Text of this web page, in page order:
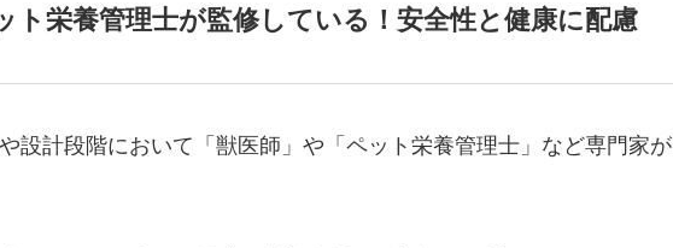
ト栄養管理士が監修している！安全性と健康に配慮
設計段階において「獣医師」や「ペット栄養管理士」など専門家が